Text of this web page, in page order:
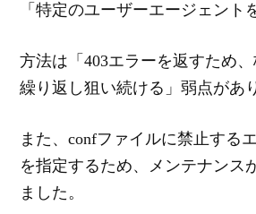
「特定のユーザーエージェント
方法は「403エラーを返すため
繰り返し狙い続ける」弱点があ
また、confファイルに禁止する
を指定するため、メンテナンス
ました。